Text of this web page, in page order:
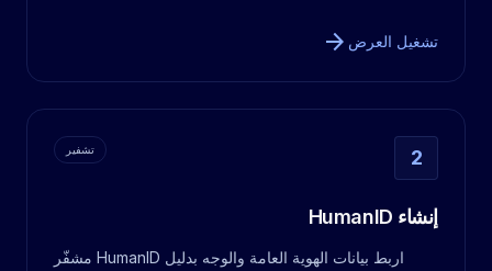
تشغيل العرض arrow_forward
2 تشفير
إنشاء HumanID
اربط بيانات الهوية العامة والوجه بدليل HumanID مشفّر